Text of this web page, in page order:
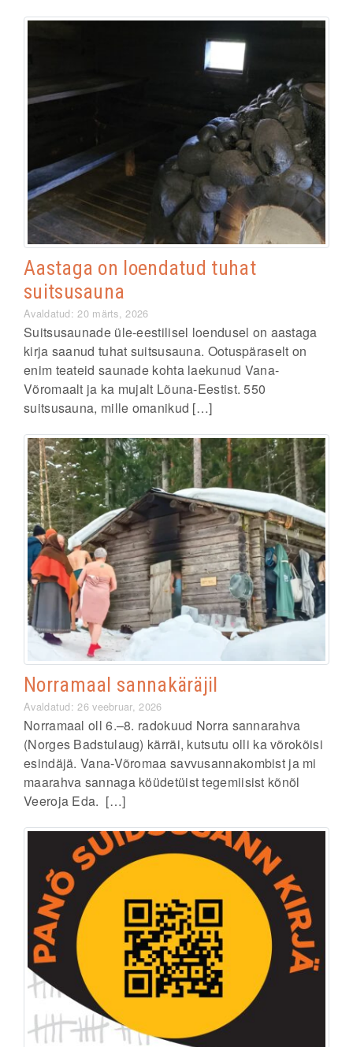
Aastaga on loendatud tuhat
suitsusauna
Avaldatud: 20 märts, 2026
Suitsusaunade üle-eestilisel loendusel on aastaga
kirja saanud tuhat suitsusauna. Ootuspäraselt on
enim teateid saunade kohta laekunud Vana-
Võromaalt ja ka mujalt Lõuna-Eestist. 550
suitsusauna, mille omanikud […]
Norramaal sannakäräjil
Avaldatud: 26 veebruar, 2026
Norramaal oll 6.–8. radokuud Norra sannarahva
(Norges Badstulaug) kärräi, kutsutu olli ka võrokõisi
esindäjä. Vana-Võromaa savvusannakombist ja mi
maarahva sannaga köüdetüist tegemiisist kõnõl
Veeroja Eda. […]